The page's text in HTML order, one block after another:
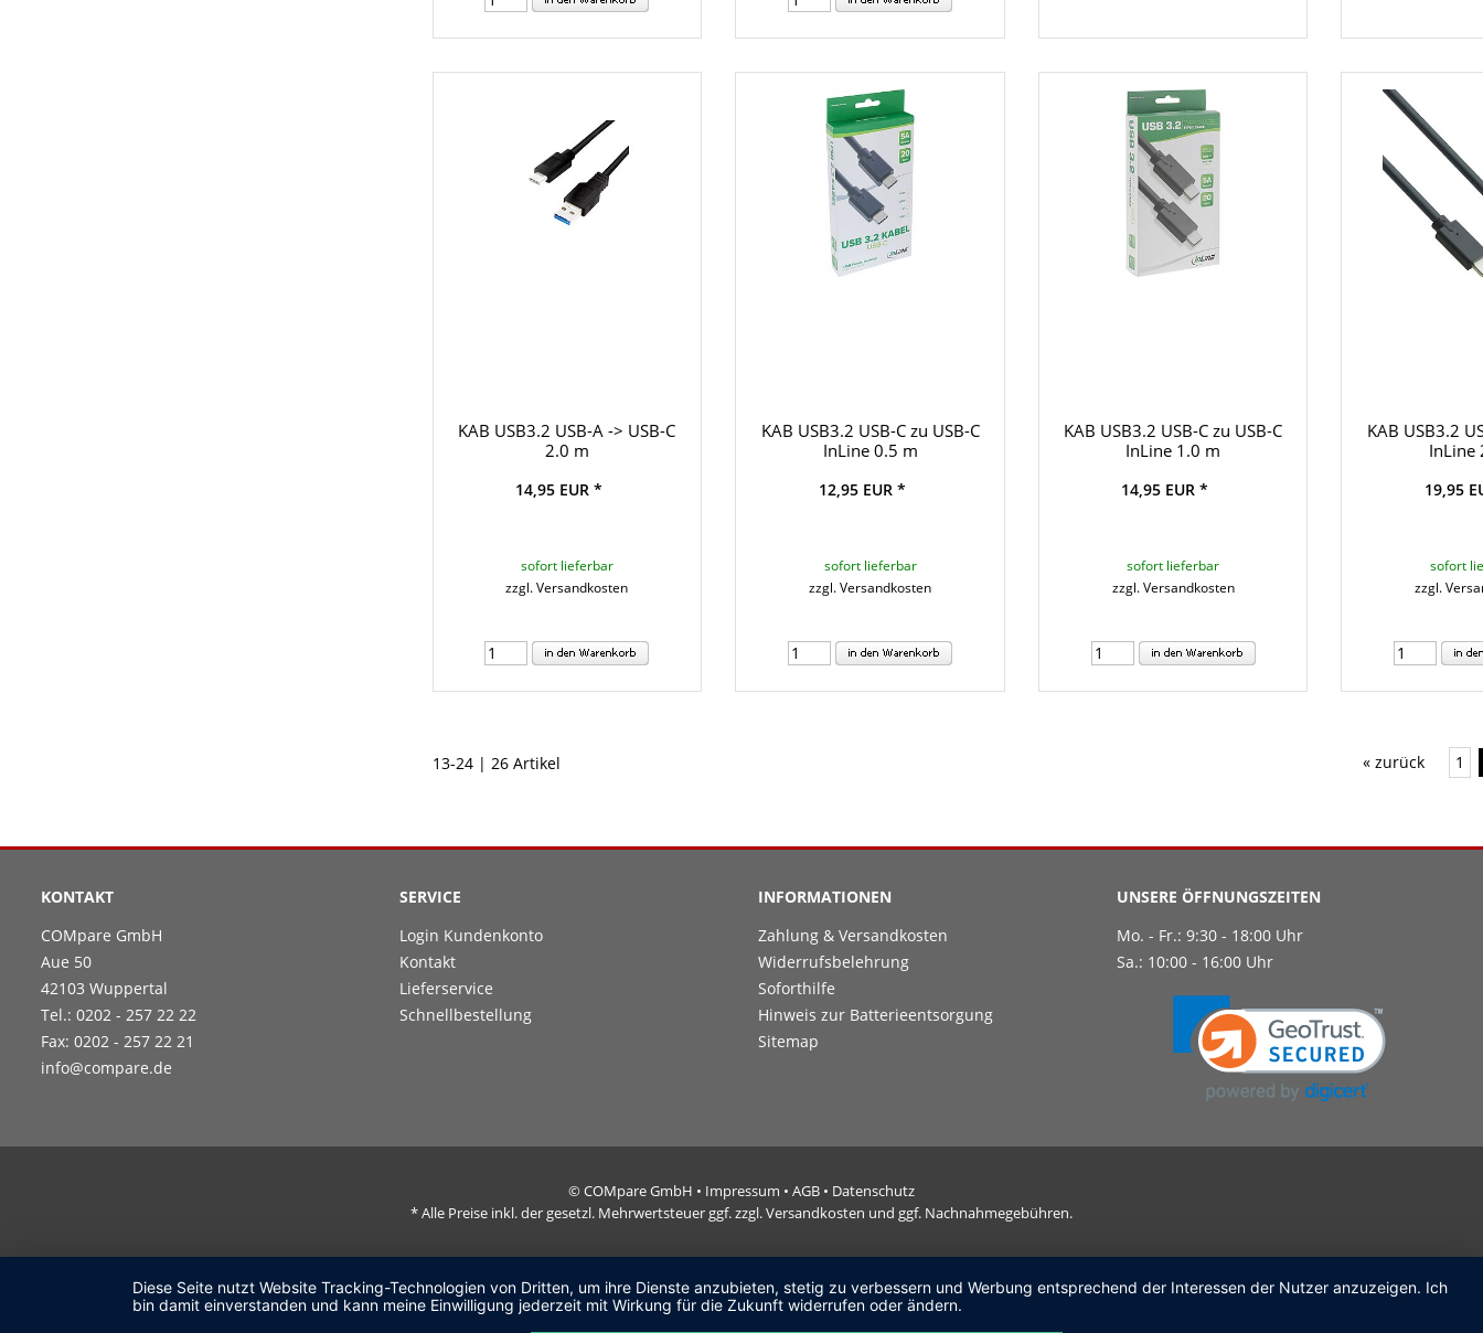
KAB USB3.2 USB-A -> USB-C
2.0 m
14,95 EUR *
sofort lieferbar
zzgl. Versandkosten
KAB USB3.2 USB-C zu USB-C
InLine 0.5 m
12,95 EUR *
sofort lieferbar
zzgl. Versandkosten
KAB USB3.2 USB-C zu USB-C
InLine 1.0 m
14,95 EUR *
sofort lieferbar
zzgl. Versandkosten
KAB USB3.2
InLine
19,95
sofort
zzgl.
13-24 | 26 Artikel « zurück 1
KONTAKT
COMpare GmbH
Aue 50
42103 Wuppertal
Tel.: 0202 - 257 22 22
Fax: 0202 - 257 22 21
info@compare.de
SERVICE
Login Kundenkonto
Kontakt
Lieferservice
Schnellbestellung
INFORMATIONEN
Zahlung & Versandkosten
Widerrufsbelehrung
Soforthilfe
Hinweis zur Batterieentsorgung
Sitemap
UNSERE ÖFFNUNGSZEITEN
Mo. - Fr.: 9:30 - 18:00 Uhr
Sa.: 10:00 - 16:00 Uhr
© COMpare GmbH • Impressum • AGB • Datenschutz
* Alle Preise inkl. der gesetzl. Mehrwertsteuer ggf. zzgl. Versandkosten und ggf. Nachnahmegebühren.
Diese Seite nutzt Website Tracking-Technologien von Dritten, um ihre Dienste anzubieten, stetig zu verbessern und Werbung entsprechend der Interessen der Nutzer anzuzeigen. Ich
bin damit einverstanden und kann meine Einwilligung jederzeit mit Wirkung für die Zukunft widerrufen oder ändern.